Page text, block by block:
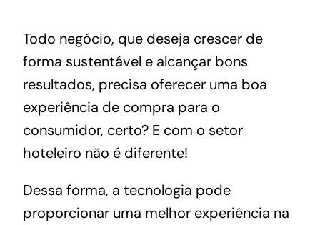
Todo negócio, que deseja crescer de
forma sustentável e alcançar bons
resultados, precisa oferecer uma boa
experiência de compra para o
consumidor, certo? E com o setor
hoteleiro não é diferente!
Dessa forma, a tecnologia pode
proporcionar uma melhor experiência na